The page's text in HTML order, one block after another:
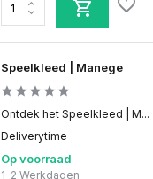
Speelkleed | Manege
Ontdek het Speelkleed | M...
Deliverytime
Op voorraad
1-2 Werkdagen